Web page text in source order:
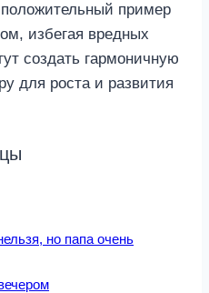
пример
избегая вредных
создать гармоничную
для роста и развития
но папа очень